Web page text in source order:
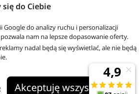
2026 - tanie-odzywki.pl
serwisu: FHU Herkules
do Ciebie
Google do analizy ruchu i personalizacji
nam na lepsze dopasowanie oferty.
nadal będą się wyświetlać, ale nie będą
Akceptuję wszystkie